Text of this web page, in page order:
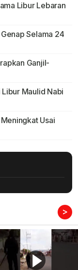
Libur Lebaran
Selama 24
Ganjil-
Maulid Nabi
Usai
>